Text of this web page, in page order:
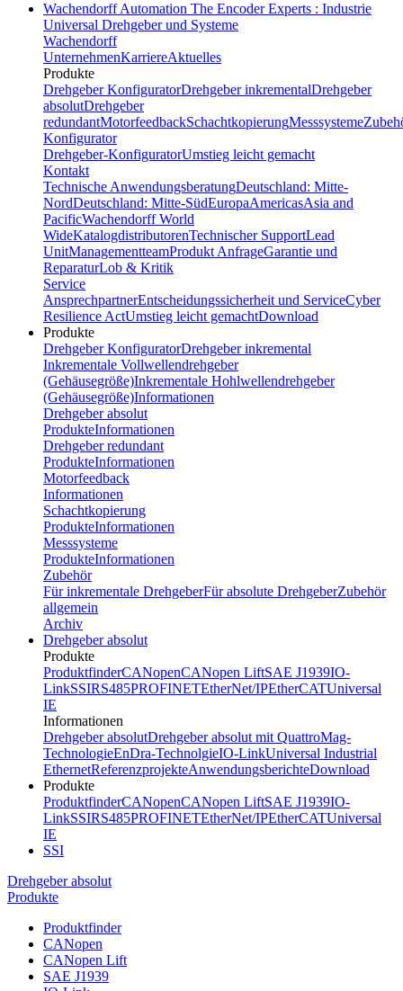
Wachendorff Automation The Encoder Experts : Industrie
Universal Drehgeber und Systeme
Wachendorff
UnternehmenKarriereAktuelles
Produkte
Drehgeber KonfiguratorDrehgeber inkrementalDrehgeber
absolutDrehgeber
redundantMotorfeedbackSchachtkopierungMesssysteme
Konfigurator
Drehgeber-KonfiguratorUmstieg leicht gemacht
Kontakt
Technische AnwendungsberatungDeutschland: Mitte-
NordDeutschland: Mitte-SüdEuropaAmericasAsia and
PacificWachendorff World
WideKatalogdistributorenTechnischer SupportLead
UnitManagementteamProdukt AnfrageGarantie und
ReparaturLob & Kritik
Service
AnsprechpartnerEntscheidungssicherheit und ServiceCyber
Resilience ActUmstieg leicht gemachtDownload
Produkte
Drehgeber KonfiguratorDrehgeber inkremental
Inkrementale Vollwellendrehgeber
(Gehäusegröße)Inkrementale Hohlwellendrehgeber
(Gehäusegröße)Informationen
Drehgeber absolut
ProdukteInformationen
Drehgeber redundant
ProdukteInformationen
Motorfeedback
Informationen
Schachtkopierung
ProdukteInformationen
Messsysteme
ProdukteInformationen
Zubehör
Für inkrementale DrehgeberFür absolute DrehgeberZubehör
allgemein
Archiv
Drehgeber absolut
Produkte
ProduktfinderCANopenCANopen LiftSAE J1939IO-
LinkSSIRS485PROFINETEtherNet/IPEtherCATUniversal
IE
Informationen
Drehgeber absolutDrehgeber absolut mit QuattroMag-
TechnologieEnDra-TechnolgieIO-LinkUniversal Industrial
EthernetReferenzprojekteAnwendungsberichteDownload
Produkte
ProduktfinderCANopenCANopen LiftSAE J1939IO-
LinkSSIRS485PROFINETEtherNet/IPEtherCATUniversal
IE
SSI
Drehgeber absolut
Produkte
Produktfinder
CANopen
CANopen Lift
SAE J1939